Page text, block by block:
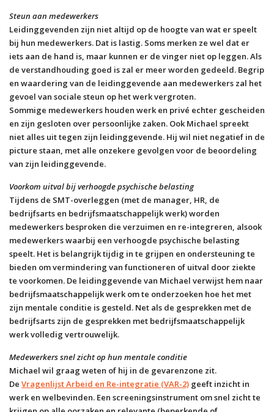
Steun aan medewerkers
Leidinggevenden zijn niet altijd op de hoogte van wat er speelt
bij hun medewerkers. Dat is lastig. Soms merken ze wel dat er
iets aan de hand is, maar kunnen er de vinger niet op leggen. Als
de verstandhouding goed is zal er meer worden gedeeld. Begrip
en waardering van de leidinggevende aan medewerkers zal het
gevoel van sociale steun op het werk vergroten.
Sommige medewerkers houden werk en privé echter gescheiden
en zijn gesloten over persoonlijke zaken. Ook Michael spreekt
niet alles uit tegen zijn leidinggevende. Hij wil niet negatief in de
picture staan, met alle onzekere gevolgen voor de beoordeling
van zijn leidinggevende.
Voorkom uitval bij verhoogde psychische belasting
Tijdens de SMT-overleggen (met de manager, HR, de
bedrijfsarts en bedrijfsmaatschappelijk werk) worden
medewerkers besproken die verzuimen en re-integreren, alsook
medewerkers waarbij een verhoogde psychische belasting
speelt. Het is belangrijk tijdig in te grijpen en ondersteuning te
bieden om vermindering van functioneren of uitval door ziekte
te voorkomen. De leidinggevende van Michael verwijst hem naar
bedrijfsmaatschappelijk werk om te onderzoeken hoe het met
zijn mentale conditie is gesteld. Net als de gesprekken met de
bedrijfsarts zijn de gesprekken met bedrijfsmaatschappelijk
werk volledig vertrouwelijk.
Medewerkers snel zicht op hun mentale conditie
Michael wil graag weten of hij in de gevarenzone zit.
De Vragenlijst Arbeid en Re-integratie (VAR-2) geeft inzicht in
werk en welbevinden. Een screeningsinstrument om snel zicht te